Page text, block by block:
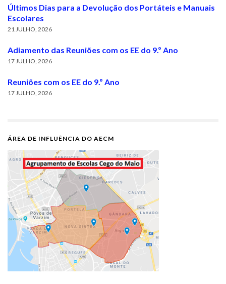
Últimos Dias para a Devolução dos Portáteis e Manuais
Escolares
21 JULHO, 2026
Adiamento das Reuniões com os EE do 9.º Ano
17 JULHO, 2026
Reuniões com os EE do 9.º Ano
17 JULHO, 2026
ÁREA DE INFLUÊNCIA DO AECM